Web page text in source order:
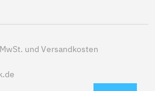
und Versandkosten